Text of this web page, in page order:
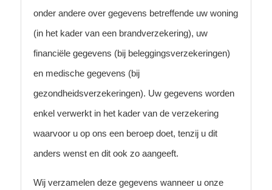
onder andere over gegevens betreffende uw woning
(in het kader van een brandverzekering), uw
financiële gegevens (bij beleggingsverzekeringen)
en medische gegevens (bij
gezondheidsverzekeringen). Uw gegevens worden
enkel verwerkt in het kader van de verzekering
waarvoor u op ons een beroep doet, tenzij u dit
anders wenst en dit ook zo aangeeft.
Wij verzamelen deze gegevens wanneer u onze